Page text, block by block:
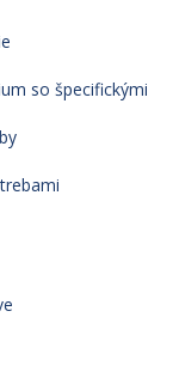
so špecifickými